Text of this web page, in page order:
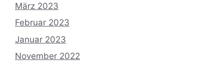
März 2023
Februar 2023
Januar 2023
November 2022